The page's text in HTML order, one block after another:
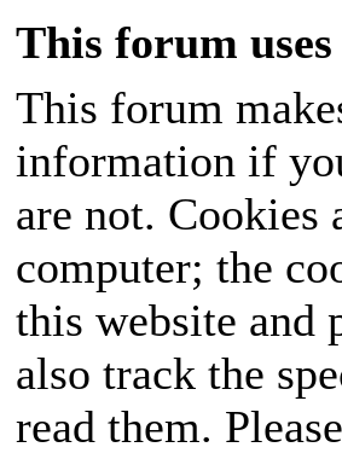
This forum uses
This forum
information if
are not. Cookies
computer; the
this website and
also track the
read them.